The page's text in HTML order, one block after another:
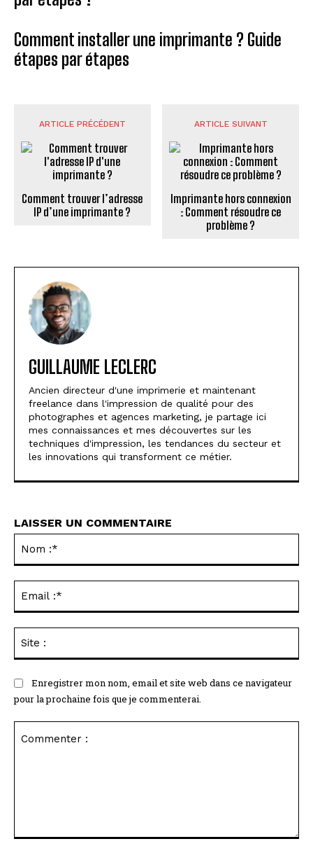
Comment installer une imprimante ? Guide
étapes par étapes
ARTICLE PRÉCÉDENT
Comment trouver l’adresse
IP d’une imprimante ?
ARTICLE SUIVANT
Imprimante hors connexion
: Comment résoudre ce
problème ?
GUILLAUME LECLERC
Ancien directeur d'une imprimerie et maintenant
freelance dans l'impression de qualité pour des
photographes et agences marketing, je partage ici
mes connaissances et mes découvertes sur les
techniques d'impression, les tendances du secteur et
les innovations qui transforment ce métier.
LAISSER UN COMMENTAIRE
Enregistrer mon nom, email et site web dans ce navigateur
pour la prochaine fois que je commenterai.